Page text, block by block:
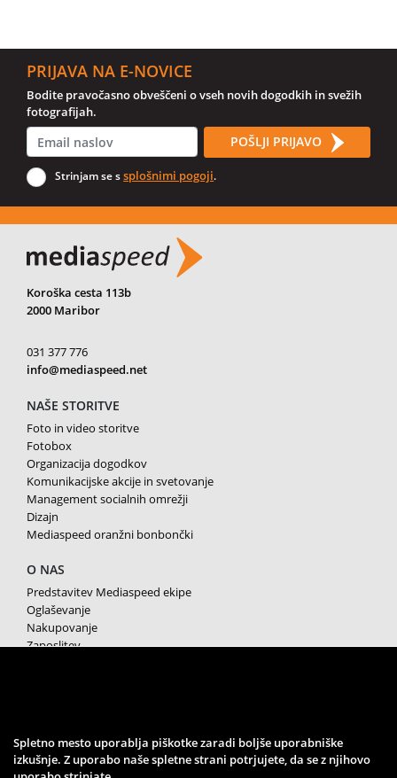
PRIJAVA NA E-NOVICE
Bodite pravočasno obveščeni o vseh novih dogodkih in svežih
fotografijah.
POŠLJI PRIJAVO
Strinjam se ssplošnimi pogoji.
Koroška cesta 113b
2000 Maribor
031 377 776
info@mediaspeed.net
NAŠE STORITVE
Foto in video storitve
Fotobox
Organizacija dogodkov
Komunikacijske akcije in svetovanje
Management socialnih omrežji
Dizajn
Mediaspeed oranžni bonbončki
O NAS
Predstavitev Mediaspeed ekipe
Oglaševanje
Nakupovanje
Zaposlitev
SPREMLJAJTE NAS
Spletno mesto uporablja piškotke zaradi boljše uporabniške
izkušnje. Z uporabo naše spletne strani potrjujete, da se z njihovo